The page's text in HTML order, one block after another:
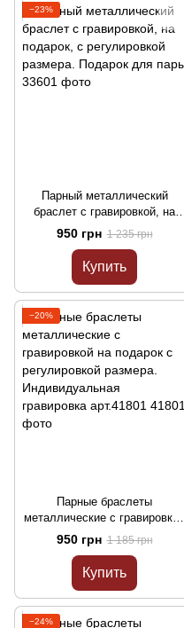
−23%
Парный металлический
браслет с гравировкой, на
подарок, с регулировкой
размера. Подарок для пары
950 грн 1 235 грн
Купить
−20%
Парные браслеты
металлические с гравировкой
на подарок с регулировкой
размера. Индивидуальная
гравировка арт.41801
950 грн 1 185 грн
Купить
−24%